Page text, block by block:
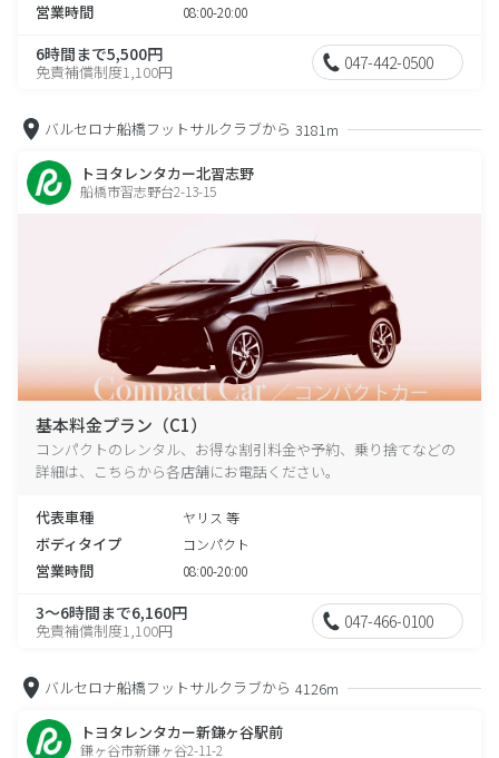
営業時間 08:00-20:00
6時間まで5,500円
免責補償制度1,100円 047-442-0500
バルセロナ船橋フットサルクラブから 3181m
トヨタレンタカー北習志野
船橋市習志野台2-13-15
基本料金プラン（C1）
コンパクトのレンタル、お得な割引料金や予約、乗り捨てなどの
詳細は、こちらから各店舗にお電話ください。
代表車種 ヤリス 等
ボディタイプ コンパクト
営業時間 08:00-20:00
3～6時間まで6,160円
免責補償制度1,100円 047-466-0100
バルセロナ船橋フットサルクラブから 4126m
トヨタレンタカー新鎌ヶ谷駅前
鎌ヶ谷市新鎌ヶ谷2-11-2